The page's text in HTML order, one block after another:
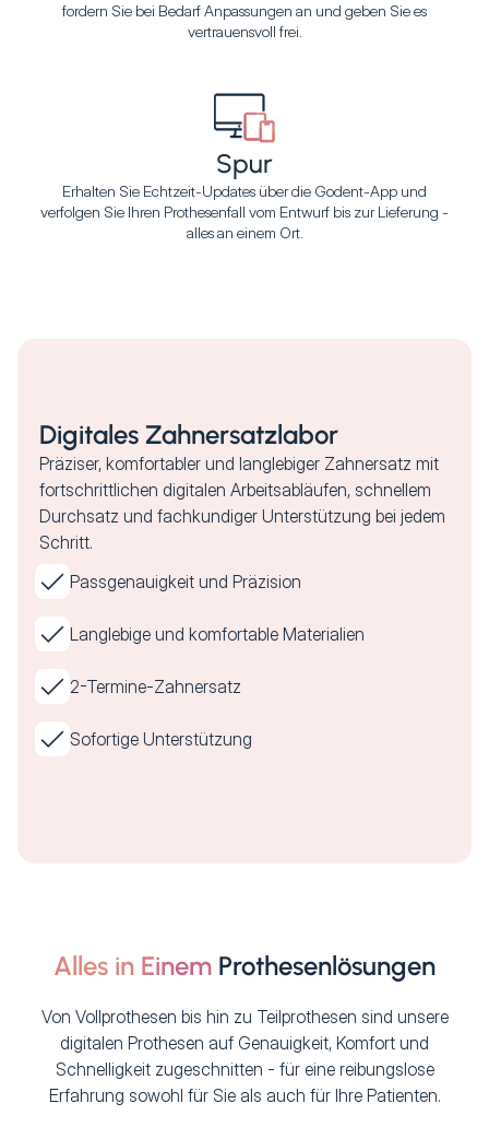
fordern Sie bei Bedarf Anpassungen an und geben Sie es
vertrauensvoll frei.
Spur
Erhalten Sie Echtzeit-Updates über die Godent-App und
verfolgen Sie Ihren Prothesenfall vom Entwurf bis zur Lieferung -
alles an einem Ort.
Digitales Zahnersatzlabor
Präziser, komfortabler und langlebiger Zahnersatz mit
fortschrittlichen digitalen Arbeitsabläufen, schnellem
Durchsatz und fachkundiger Unterstützung bei jedem
Schritt.
Passgenauigkeit und Präzision
Langlebige und komfortable Materialien
2-Termine-Zahnersatz
Sofortige Unterstützung
Alles in Einem Prothesenlösungen
Von Vollprothesen bis hin zu Teilprothesen sind unsere
digitalen Prothesen auf Genauigkeit, Komfort und
Schnelligkeit zugeschnitten - für eine reibungslose
Erfahrung sowohl für Sie als auch für Ihre Patienten.